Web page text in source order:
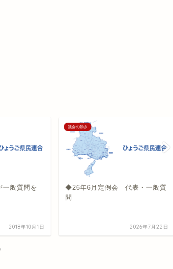
般質問を
2018年10月1日
議会の動き
◆26年6月定例会 代表・一般質
問
2026年7月22日